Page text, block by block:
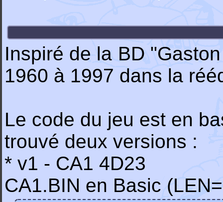
Inspiré de la BD
1960 à 1997 dans la
Le code du jeu est en
trouvé deux versions :
* v1 - CA1 4D23
CA1.BIN en Basic